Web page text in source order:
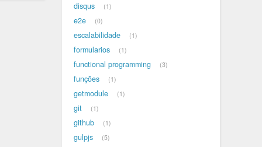
disqus 1
e2e 0
escalabilidade 1
formularios 1
functional programming 3
funções 1
getmodule 1
git 1
github 1
gulpjs 5